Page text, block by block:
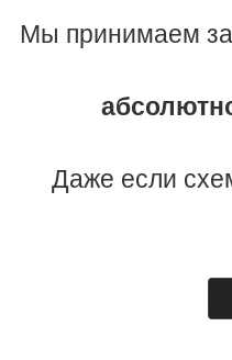
Мы принимаем
Даже если